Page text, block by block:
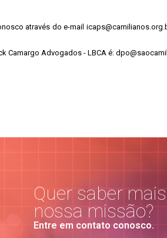
através do e-mail
Camargo Advogados - LBCA é:
Quer saber
nossa missão?
Entre em contato conosco.